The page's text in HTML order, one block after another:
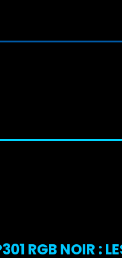
RGB NOIR :